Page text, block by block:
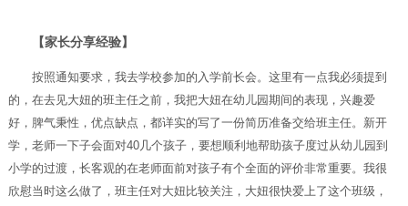
【家长分享经验】
按照通知要求，我去学校参加的入学前长会。这里有一点我必须提到
的，在去见大妞的班主任之前，我把大妞在幼儿园期间的表现，兴趣爱
好，脾气秉性，优点缺点，都详实的写了一份简历准备交给班主任。新开
学，老师一下子会面对40几个孩子，要想顺利地帮助孩子度过从幼儿园到
小学的过渡，长客观的在老师面前对孩子有个全面的评价非常重要。我很
欣慰当时这么做了，班主任对大妞比较关注，大妞很快爱上了这个班级，